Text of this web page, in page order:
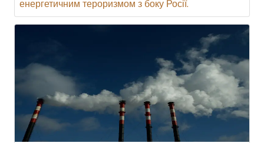
енергетичним тероризмом з боку Росії.